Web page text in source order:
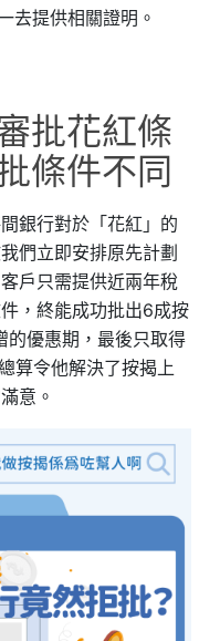
去提供相關證明。
批花紅條
條件不同
銀行對於「花紅」的
們立即安排原先計劃
戶只需提供近兩年稅
，終能成功批出6成按
的優惠期，最後只取得
算令他解決了按揭上
意。